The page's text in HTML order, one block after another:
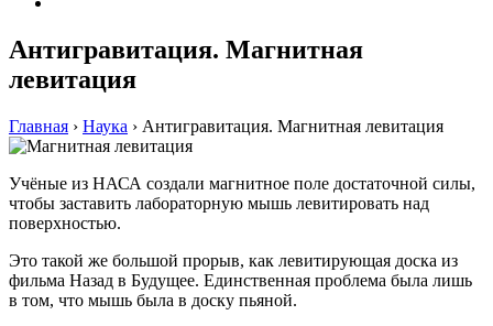
Антигравитация. Магнитная
левитация
Главная › Наука › Антигравитация. Магнитная левитация
Учёные из НАСА создали магнитное поле достаточной силы,
чтобы заставить лабораторную мышь левитировать над
поверхностью.
Это такой же большой прорыв, как левитирующая доска из
фильма Назад в Будущее. Единственная проблема была лишь
в том, что мышь была в доску пьяной.